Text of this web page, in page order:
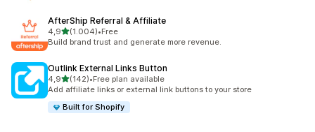
AfterShip Referral & Affiliate
4,95 yıldız üzerinden
(1.004)
toplam 1004 değerlendirme
•Free
Build brand trust and generate more revenue.
Outlink External Links Button
4,95 yıldız üzerinden
(142)
toplam 142 değerlendirme
•Free plan available
Add affiliate links or external link buttons to your store
Built for Shopify